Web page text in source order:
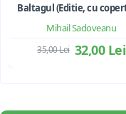
Mihail Sadoveanu
32,00 Lei
35,00 Lei